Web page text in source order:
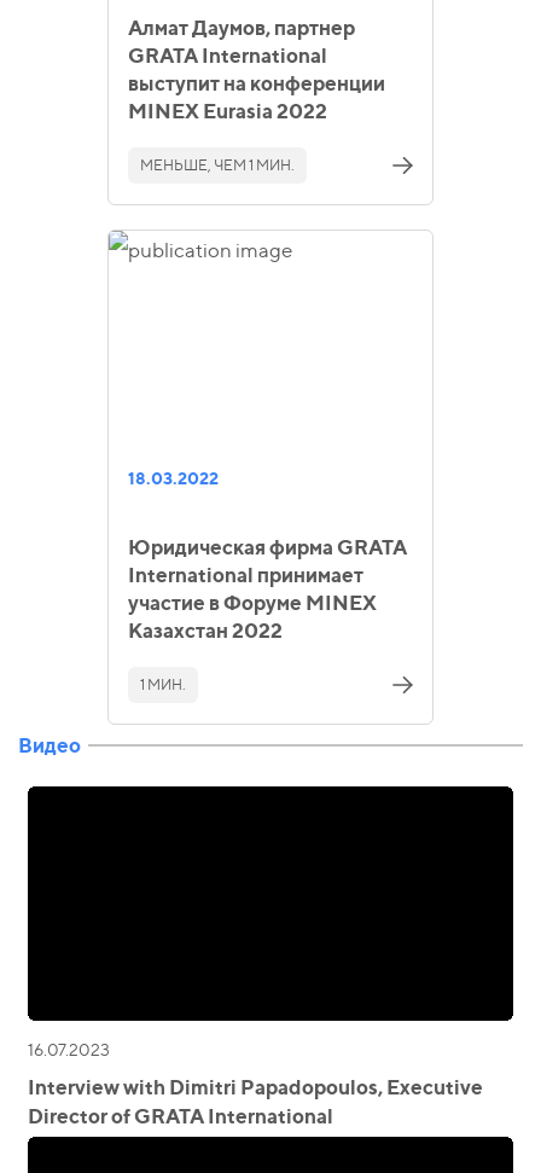
Алмат Даумов, партнер
GRATA International
выступит на конференции
MINEX Eurasia 2022
МЕНЬШЕ, ЧЕМ 1 МИН.
18.03.2022
Юридическая фирма GRATA
International принимает
участие в Форуме MINEX
Казахстан 2022
1 МИН.
Видео
16.07.2023
Interview with Dimitri Papadopoulos, Executive
Director of GRATA International